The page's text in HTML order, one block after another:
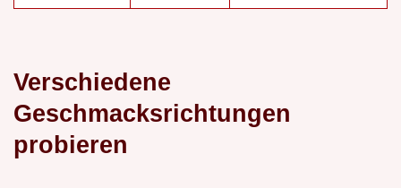
Verschiedene
Geschmacksrichtungen
probieren